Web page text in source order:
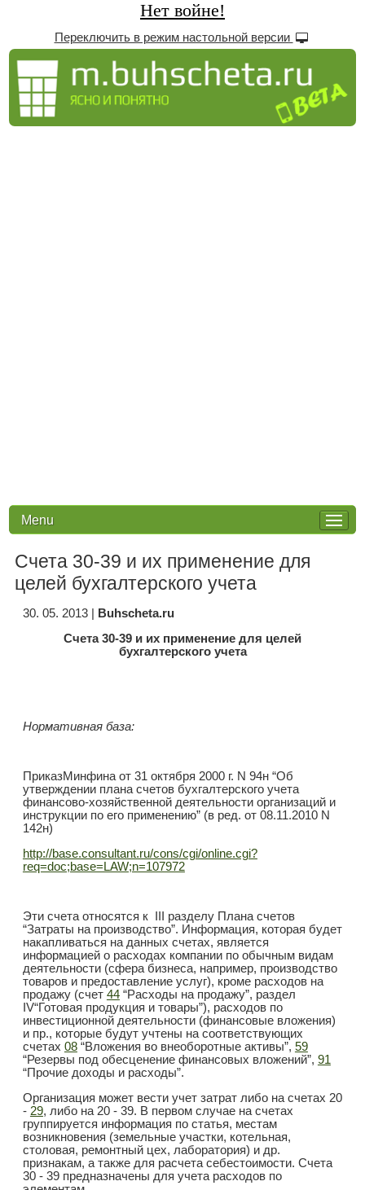
Нет войне!
Переключить в режим настольной версии
Menu
Счета 30-39 и их применение для
целей бухгалтерского учета
30. 05. 2013|
Buhscheta.ru
Счета 30-39 и их применение для целей
бухгалтерского учета
Нормативная база:
ПриказМинфина от 31 октября 2000 г. N 94н “Об
утверждении плана счетов бухгалтерского учета
финансово-хозяйственной деятельности организаций и
инструкции по его применению” (в ред. от 08.11.2010 N
142н)
http://base.consultant.ru/cons/cgi/online.cgi?
req=doc;base=LAW;n=107972
Эти счета относятся к III разделу Плана счетов
“Затраты на производство”. Информация, которая будет
накапливаться на данных счетах, является
информацией о расходах компании по обычным видам
деятельности (сфера бизнеса, например, производство
товаров и предоставление услуг), кроме расходов на
продажу (счет 44“Расходы на продажу”, раздел
IV“Готовая продукция и товары”), расходов по
инвестиционной деятельности (финансовые вложения)
и пр., которые будут учтены на соответствующих
счетах 08“Вложения во внеоборотные активы”, 59
“Резервы под обесценение финансовых вложений”, 91
“Прочие доходы и расходы”.
Организация может вести учет затрат либо на счетах 20
- 29, либо на 20 - 39. В первом случае на счетах
группируется информация по статья, местам
возникновения (земельные участки, котельная,
столовая, ремонтный цех, лаборатория) и др.
признакам, а также для расчета себестоимости. Счета
30 - 39 предназначены для учета расходов по